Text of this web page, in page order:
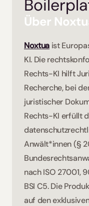
Über
Noxtua ist
KI. Die
Rechts-KI hilft
Recherche, bei
juristischer
Rechts-KI erfüllt
Anwält*innen (§
nach ISO 27001,
BSI C5. Die
auf den